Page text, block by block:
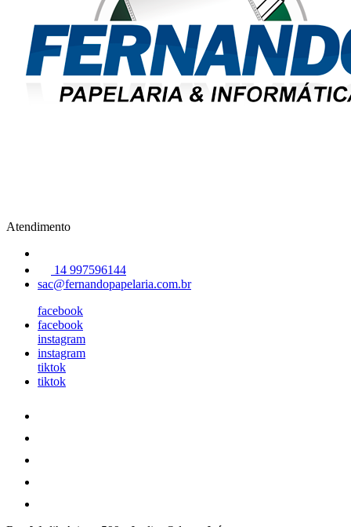
Atendimento
14 997596144
sac@fernandopapelaria.com.br
facebook
facebook
instagram
instagram
tiktok
tiktok